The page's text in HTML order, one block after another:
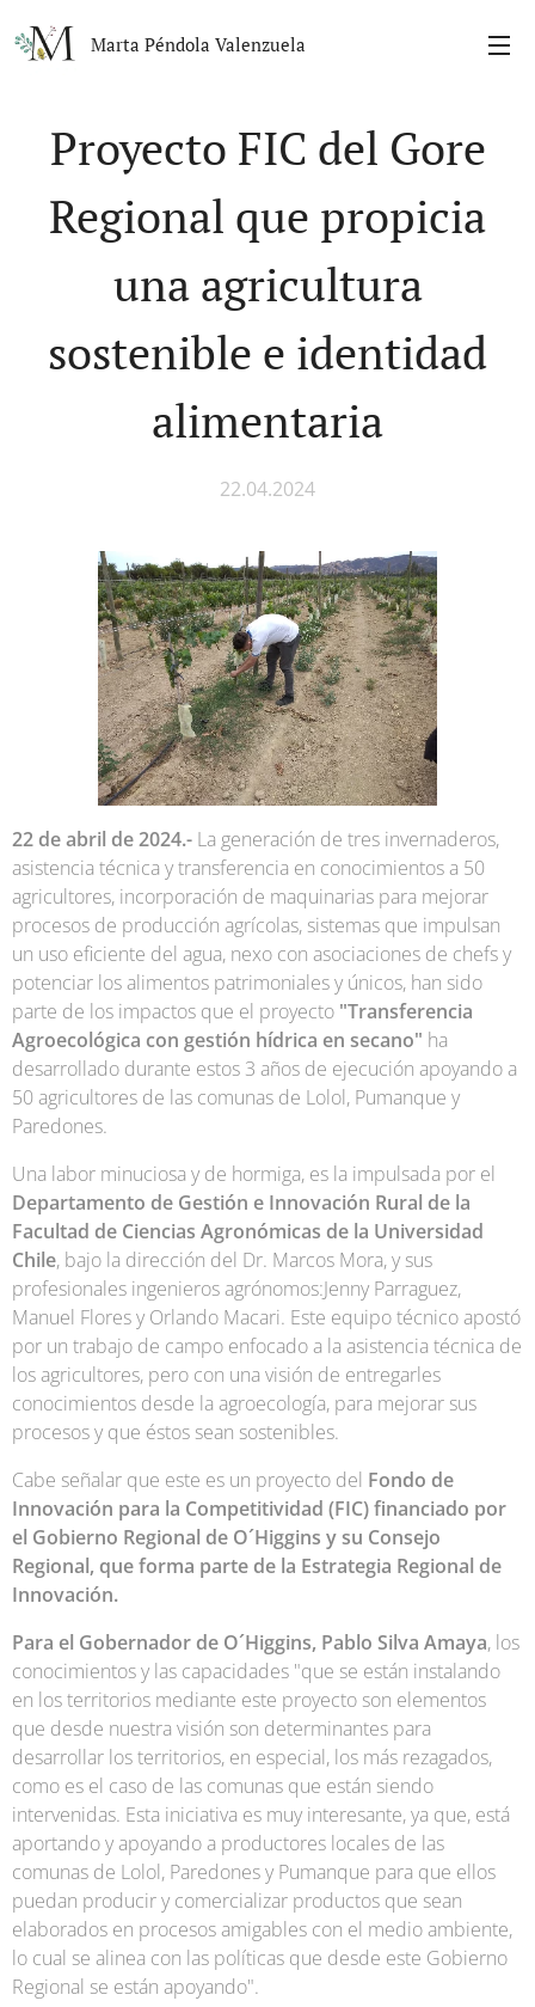
Marta Péndola Valenzuela
Proyecto FIC del Gore
Regional que propicia
una agricultura
sostenible e identidad
alimentaria
22.04.2024
22 de abril de 2024.- La generación de tres invernaderos,
asistencia técnica y transferencia en conocimientos a 50
agricultores, incorporación de maquinarias para mejorar
procesos de producción agrícolas, sistemas que impulsan
un uso eficiente del agua, nexo con asociaciones de chefs y
potenciar los alimentos patrimoniales y únicos, han sido
parte de los impactos que el proyecto "Transferencia
Agroecológica con gestión hídrica en secano" ha
desarrollado durante estos 3 años de ejecución apoyando a
50 agricultores de las comunas de Lolol, Pumanque y
Paredones.
Una labor minuciosa y de hormiga, es la impulsada por el
Departamento de Gestión e Innovación Rural de la
Facultad de Ciencias Agronómicas de la Universidad
Chile, bajo la dirección del Dr. Marcos Mora, y sus
profesionales ingenieros agrónomos:Jenny Parraguez,
Manuel Flores y Orlando Macari. Este equipo técnico apostó
por un trabajo de campo enfocado a la asistencia técnica de
los agricultores, pero con una visión de entregarles
conocimientos desde la agroecología, para mejorar sus
procesos y que éstos sean sostenibles.
Cabe señalar que este es un proyecto del Fondo de
Innovación para la Competitividad (FIC) financiado por
el Gobierno Regional de O´Higgins y su Consejo
Regional, que forma parte de la Estrategia Regional de
Innovación.
Para el Gobernador de O´Higgins, Pablo Silva Amaya, los
conocimientos y las capacidades "que se están instalando
en los territorios mediante este proyecto son elementos
que desde nuestra visión son determinantes para
desarrollar los territorios, en especial, los más rezagados,
como es el caso de las comunas que están siendo
intervenidas. Esta iniciativa es muy interesante, ya que, está
aportando y apoyando a productores locales de las
comunas de Lolol, Paredones y Pumanque para que ellos
puedan producir y comercializar productos que sean
elaborados en procesos amigables con el medio ambiente,
lo cual se alinea con las políticas que desde este Gobierno
Regional se están apoyando".